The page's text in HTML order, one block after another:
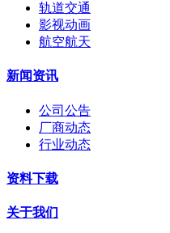
轨道交通
影视动画
航空航天
新闻资讯
公司公告
厂商动态
行业动态
资料下载
关于我们